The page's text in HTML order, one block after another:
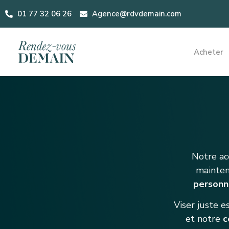
01 77 32 06 26 Agence@rdvdemain.com
Acheter
Notre
Viser juste
et notre